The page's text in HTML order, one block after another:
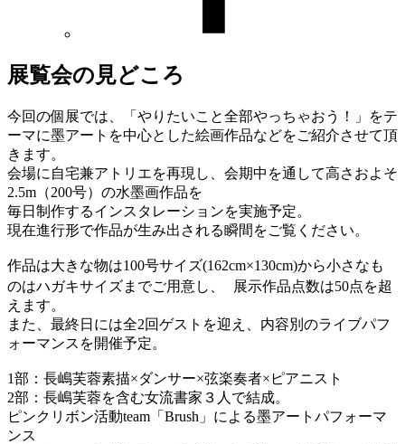
展覧会の見どころ
今回の個展では、「やりたいこと全部やっちゃおう！」をテ
ーマに墨アートを中心とした絵画作品などをご紹介させて頂
きます。
会場に自宅兼アトリエを再現し、会期中を通して高さおよそ
2.5m（200号）の水墨画作品を
毎日制作するインスタレーションを実施予定。
現在進行形で作品が生み出される瞬間をご覧ください。
作品は大きな物は100号サイズ(162cm×130cm)から小さなも
のはハガキサイズまでご用意し、 展示作品点数は50点を超
えます。
また、最終日には全2回ゲストを迎え、内容別のライブパフ
ォーマンスを開催予定。
1部：長嶋芙蓉素描×ダンサー×弦楽奏者×ピアニスト
2部：長嶋芙蓉を含む女流書家３人で結成。
ピンクリボン活動team「Brush」による墨アートパフォーマ
ンス